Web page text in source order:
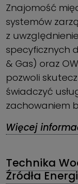
Znajomość
systemów
z
specyficznych
& Gas) oraz
pozwoli
świadczyć
zachowaniem
Więcej
Technika
Źródła